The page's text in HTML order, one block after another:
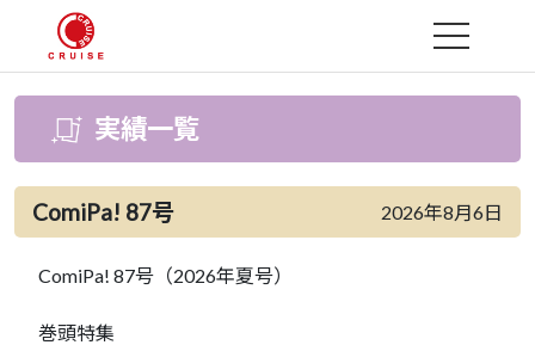
MENU
実績一覧
ComiPa! 87号 2026年8月6日
ComiPa! 87号（2026年夏号）
巻頭特集